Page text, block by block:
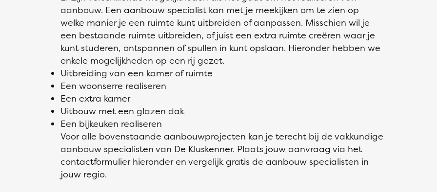
aanbouw. Een aanbouw specialist kan met je meekijken om te zien op
welke manier je een ruimte kunt uitbreiden of aanpassen. Misschien wil je
een bestaande ruimte uitbreiden, of juist een extra ruimte creëren waar je
kunt studeren, ontspannen of spullen in kunt opslaan. Hieronder hebben we
enkele mogelijkheden op een rij gezet.
Uitbreiding van een kamer of ruimte
Een woonserre realiseren
Een extra kamer
Uitbouw met een glazen dak
Een bijkeuken realiseren
Voor alle bovenstaande aanbouwprojecten kan je terecht bij de vakkundige
aanbouw specialisten van De Kluskenner. Plaats jouw aanvraag via het
contactformulier hieronder en vergelijk gratis de aanbouw specialisten in
jouw regio.